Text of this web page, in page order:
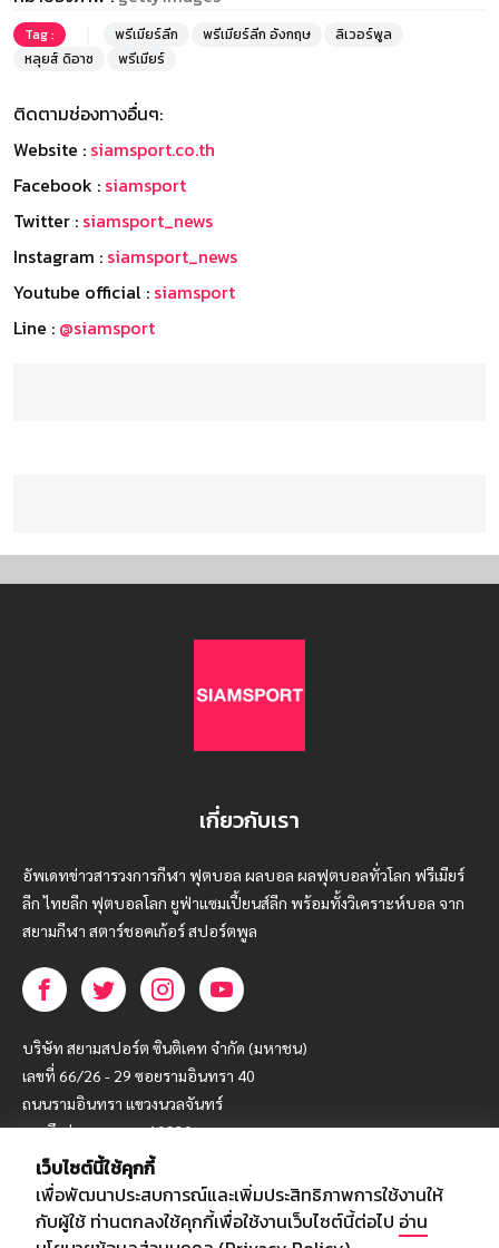
Tag : พรีเมียร์ลีก พรีเมียร์ลีก อังกฤษ
ลิเวอร์พูล
หลุยส์ ดิอาซ
พรีเมียร์
ติดตามช่องทางอื่นๆ:
Website : siamsport.co.th
Facebook : siamsport
Twitter : siamsport_news
Instagram : siamsport_news
Youtube official : siamsport
Line : @siamsport
เกี่ยวกับเรา
อัพเดทข่าวสารวงการกีฬา ฟุตบอล ผลบอล ผลฟุตบอลทั่วโลก ฟรีเมียร์
ลีก ไทยลีก ฟุตบอลโลก ยูฟ่าแซมเปี้ยนส์ลีก พร้อมทั้งวิเคราะห์บอล จาก
สยามกีฬา สตาร์ชอคเก้อร์ สปอร์ตพูล
บริษัท สยามสปอร์ต ซินติเคท จำกัด (มหาชน)
เลขที่ 66/26 - 29 ซอยรามอินทรา 40
ถนนรามอินทรา แขวงนวลจันทร์
เขตบึงกุ่ม กรุงเทพฯ 10230
โทร : 02-5088-000
อีเมล์ : webmaster@siamsport.co.th
เว็บไซต์ : www.siamsport.co.th
เว็บไซต์นี้ใช้คุกกี้
เพื่อพัฒนาประสบการณ์และเพิ่มประสิทธิภาพการใช้งานให้
กับผู้ใช้ ท่านตกลงใช้คุกกี้เพื่อใช้งานเว็บไซต์นี้ต่อไป อ่าน